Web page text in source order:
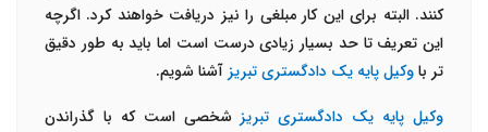
کنند. البته برای این کار مبلغی را نیز دریافت خواهند کرد. اگرچه
این تعریف تا حد بسیار زیادی درست است اما باید به طور دقیق
تر باوکیل پایه یک دادگستری تبریز آشنا شویم.
وکیل پایه یک دادگستری تبریز شخصی است که با گذراندن